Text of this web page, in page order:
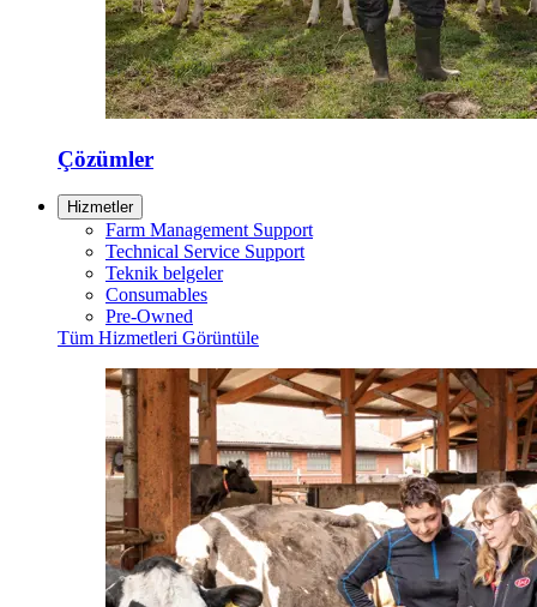
Çözümler
Hizmetler
Farm Management Support
Technical Service Support
Teknik belgeler
Consumables
Pre-Owned
Tüm Hizmetleri Görüntüle